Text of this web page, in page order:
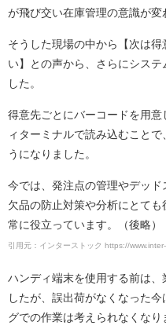
が飛び交い在庫管理の意識が変
そうした現場の中から【次は
い】との声から、さらにシス
した。
得意先ごとにバーコードを用
ィターミナルで読み込むこと
うになりました。
今では、発注点の管理やデッド
欠品の防止対策や分析にとて
常に役立っています。（後略）
引用元：インターストック https://
ハンディ端末を使用する前は
したが、誤出荷がなくなった
グでの作業は考えられなくなり